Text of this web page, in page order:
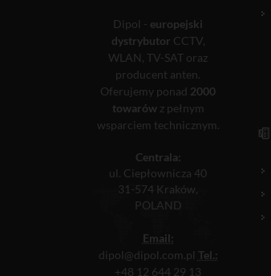
Dipol - europejski
dystrybutor CCTV,
WLAN, TV-SAT oraz
producent anten.
Oferujemy ponad 2000
towarówz pełnym
wsparciem technicznym.
Centrala:
ul. Ciepłownicza 40
31-574 Kraków,
POLAND
Email:
dipol@dipol.com.pl Tel.:
+48 12 644 29 13